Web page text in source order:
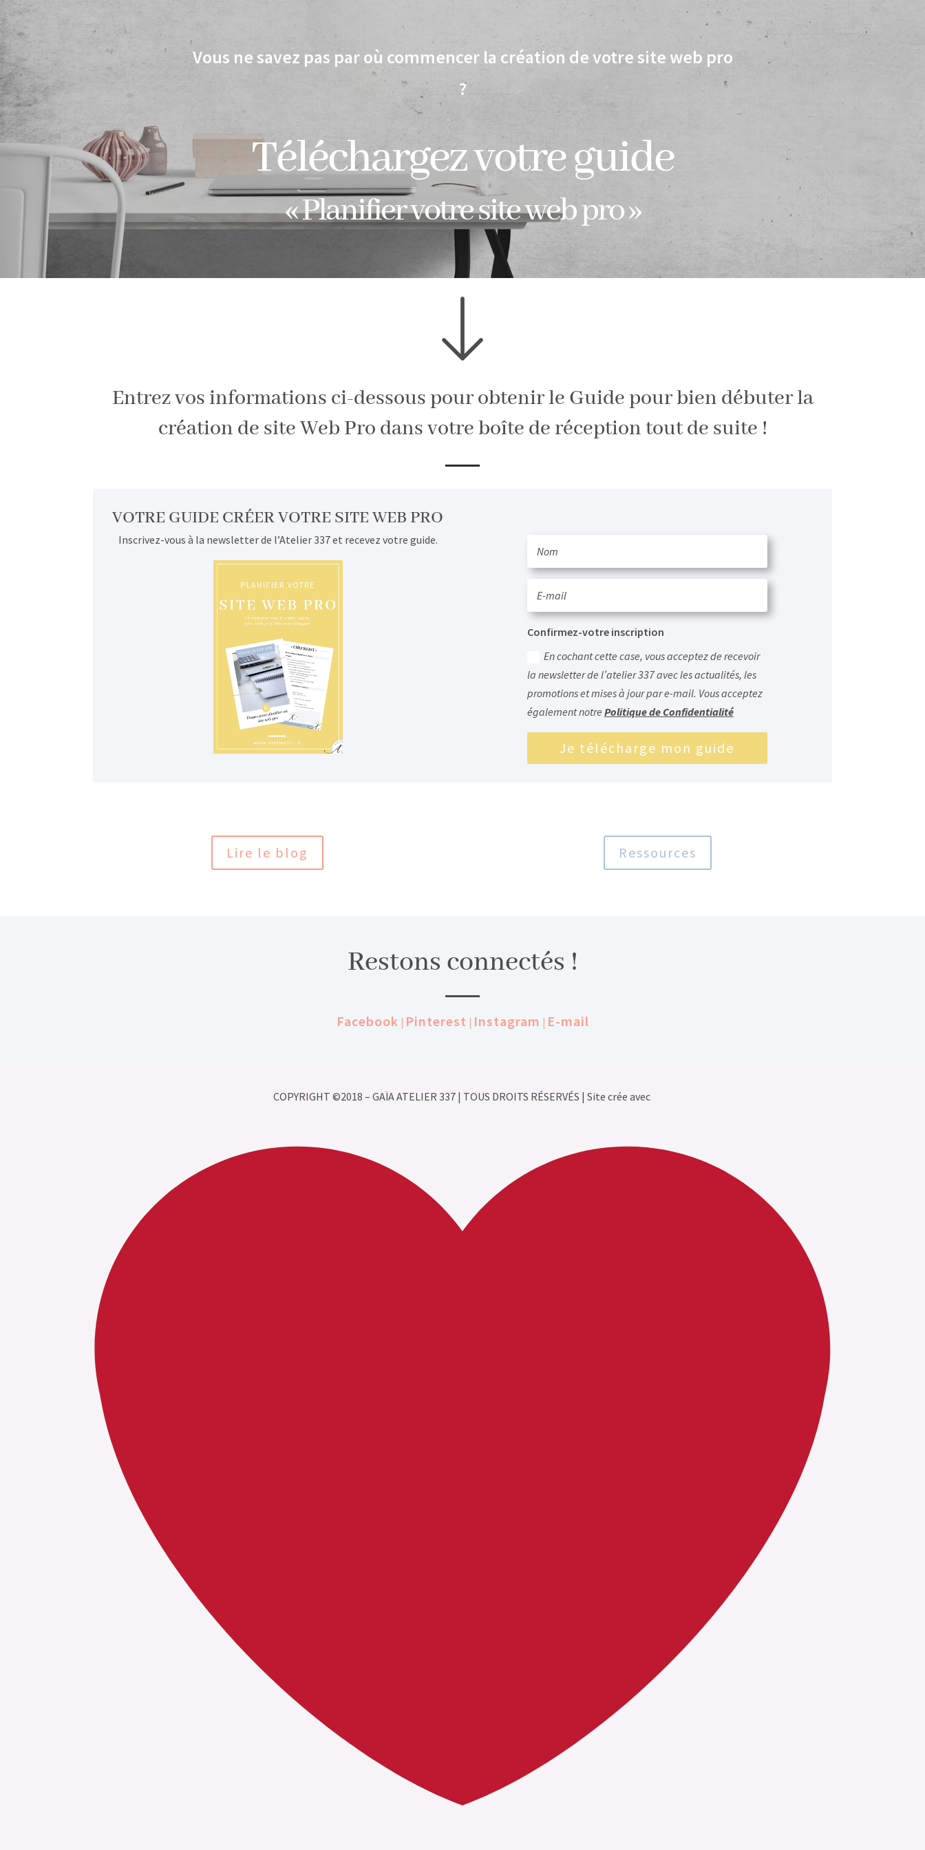
Vous ne savez pas par où commencer la création de votre site web pro
?
Téléchargez votre guide
« Planifier votre site web pro »
Entrez vos informations ci-dessous pour obtenir le Guide pour bien débuter la
création de site Web Pro dans votre boîte de réception tout de suite !
VOTRE GUIDE CRÉER VOTRE SITE WEB PRO
Inscrivez-vous à la newsletter de l’Atelier 337 et recevez votre guide.
Confirmez-votre inscription
En cochant cette case, vous acceptez de recevoir
la newsletter de l’atelier 337 avec les actualités, les
promotions et mises à jour par e-mail. Vous acceptez
également notre Politique de Confidentialité
Je télécharge mon guide
Lire le blog Ressources
Restons connectés !
Facebook | Pinterest | Instagram | E-mail
COPYRIGHT ©2018 – GAÏA ATELIER 337 | TOUS DROITS RÉSERVÉS | Site crée avec